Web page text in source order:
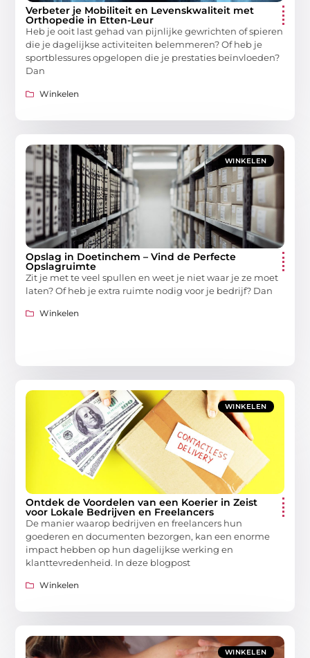
Verbeter je Mobiliteit en Levenskwaliteit met
Orthopedie in Etten-Leur
Heb je ooit last gehad van pijnlijke gewrichten of spieren
die je dagelijkse activiteiten belemmeren? Of heb je
sportblessures opgelopen die je prestaties beïnvloeden?
Dan
Winkelen
WINKELEN
Opslag in Doetinchem – Vind de Perfecte
Opslagruimte
Zit je met te veel spullen en weet je niet waar je ze moet
laten? Of heb je extra ruimte nodig voor je bedrijf? Dan
Winkelen
WINKELEN
Ontdek de Voordelen van een Koerier in Zeist
voor Lokale Bedrijven en Freelancers
De manier waarop bedrijven en freelancers hun
goederen en documenten bezorgen, kan een enorme
impact hebben op hun dagelijkse werking en
klanttevredenheid. In deze blogpost
Winkelen
WINKELEN